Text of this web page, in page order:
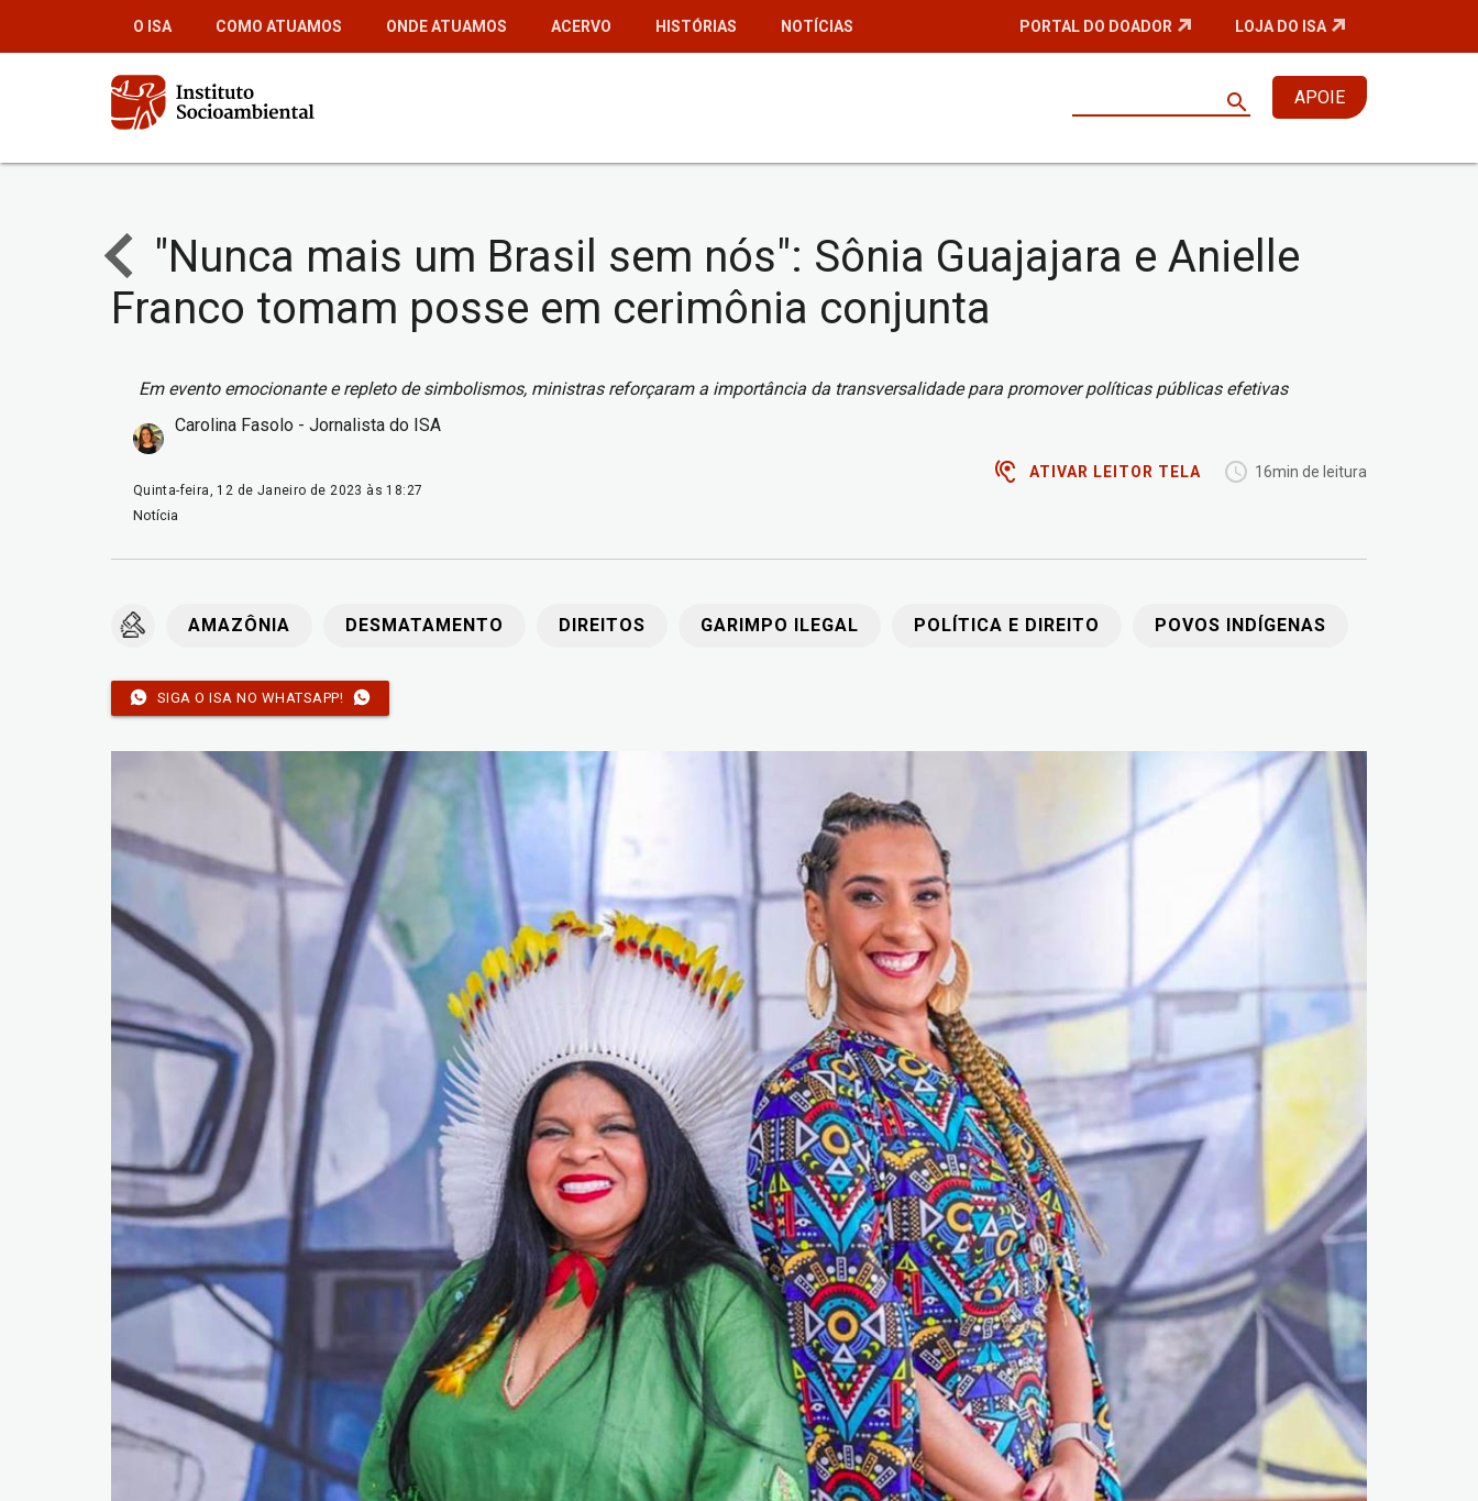
O ISA COMO ATUAMOS ONDE ATUAMOS ACERVO HISTÓRIAS NOTÍCIAS PORTAL DO DOADOR LOJA DO ISA
search APOIE
"Nunca mais um Brasil sem nós": Sônia Guajajara e Anielle
Franco tomam posse em cerimônia conjunta
Em evento emocionante e repleto de simbolismos, ministras reforçaram a importância da transversalidade para promover políticas públicas efetivas
Carolina Fasolo - Jornalista do ISA
Quinta-feira, 12 de Janeiro de 2023 às 18:27
Notícia
ATIVAR LEITOR TELA 16min de leitura
AMAZÔNIA DESMATAMENTO DIREITOS GARIMPO ILEGAL POLÍTICA E DIREITO POVOS INDÍGENAS
SIGA O ISA NO WHATSAPP!